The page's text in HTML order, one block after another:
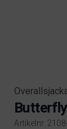
Artikelnr.